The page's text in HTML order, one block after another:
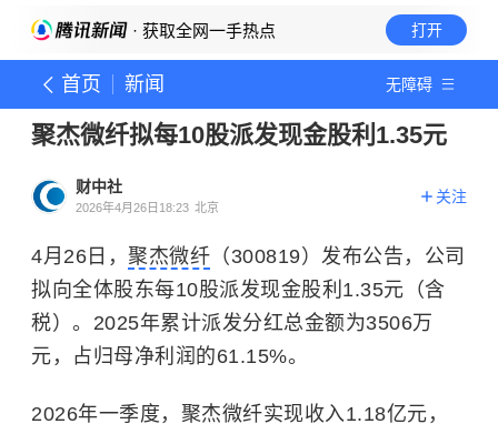
· 获取全网一手热点 打开
首页 新闻 无障碍
聚杰微纤拟每10股派发现金股利1.35元
财中社
2026年4月26日18:23 北京
关注
4月26日， 聚杰微纤 （300819）发布公告，公司
拟向全体股东每10股派发现金股利1.35元（含
税）。2025年累计派发分红总金额为3506万
元，占归母净利润的61.15%。
2026年一季度，聚杰微纤实现收入1.18亿元，